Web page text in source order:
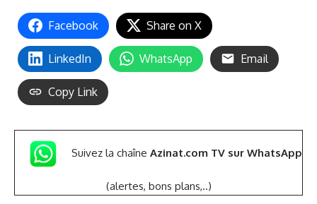
Facebook Share on X
LinkedIn WhatsApp Email
Copy Link
Suivez la chaîne Azinat.com TV sur WhatsApp
(alertes, bons plans,..)